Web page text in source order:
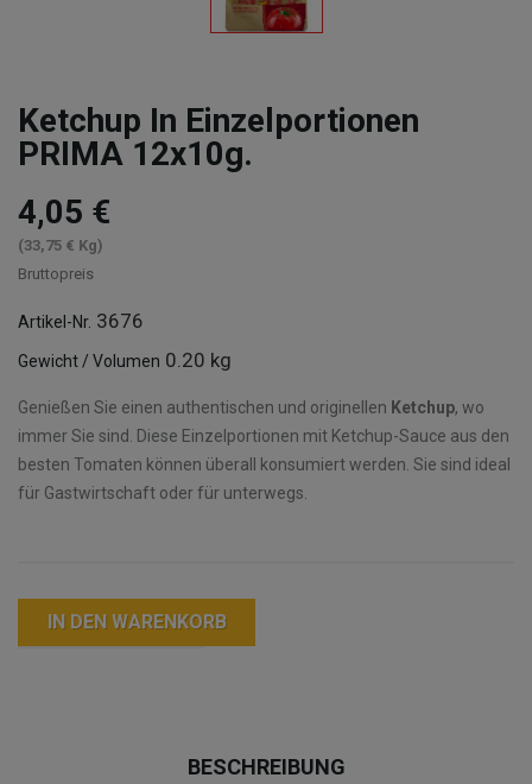
Ketchup In Einzelportionen
PRIMA 12x10g.
4,05 €
(33,75 € Kg)
Bruttopreis
Artikel-Nr. 3676
Gewicht / Volumen 0.20 kg
Genießen Sie einen authentischen und originellen Ketchup, wo
immer Sie sind. Diese Einzelportionen mit Ketchup-Sauce aus den
besten Tomaten können überall konsumiert werden. Sie sind ideal
für Gastwirtschaft oder für unterwegs.
IN DEN WARENKORB
BESCHREIBUNG